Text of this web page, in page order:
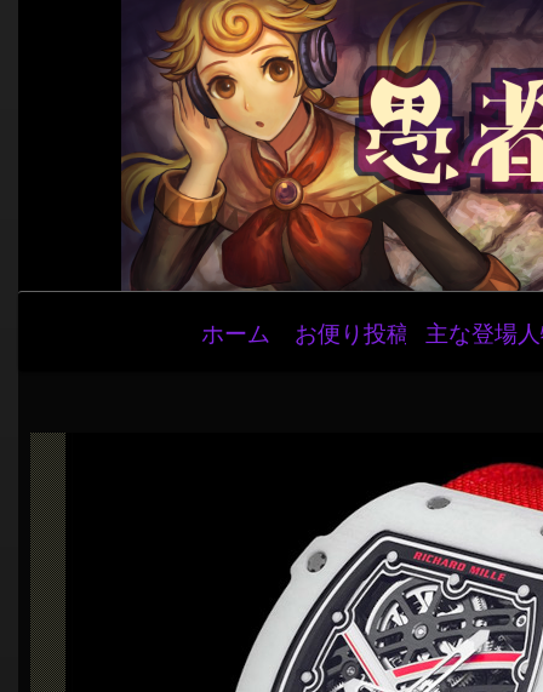
ビ
ゲ
ー
シ
ョ
ン
ホーム お便り投稿 主な登場